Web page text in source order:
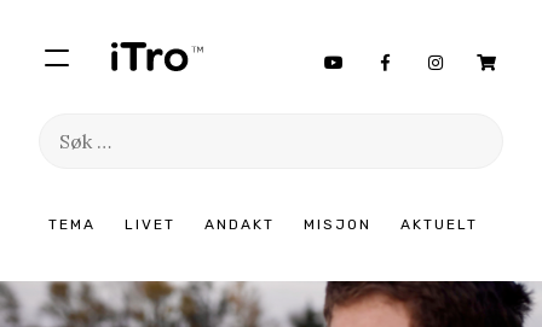
TEMA LIVET ANDAKT MISJON AKTUELT
Søk
innhold